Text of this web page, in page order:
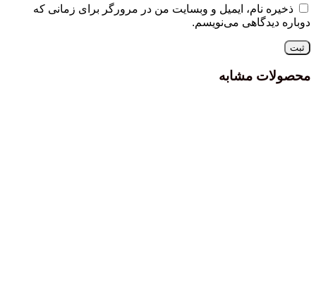
ذخیره نام، ایمیل و وبسایت من در مرورگر برای زمانی که
دوباره دیدگاهی می‌نویسم.
محصولات مشابه